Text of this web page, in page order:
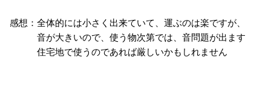
感想：全体的には小さく出来ていて、運ぶのは楽ですが、
音が大きいので、使う物次第では、音問題が出ます
住宅地で使うのであれば厳しいかもしれません